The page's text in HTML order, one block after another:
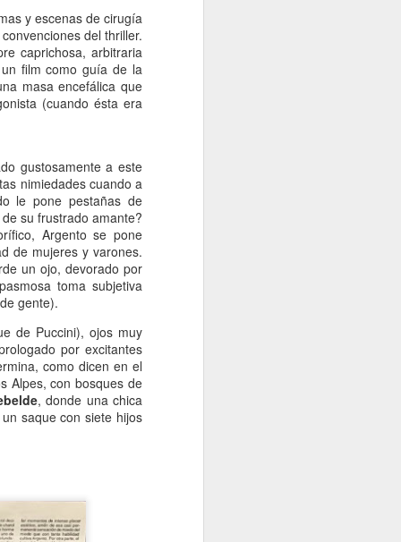
y escenas de cirugía
del thriller.
caprichosa, arbitraria
film como guía de la
masa encefálica que
(cuando ésta era
gustosamente a este
nimiedades cuando a
le pone pestañas de
su frustrado amante?
Argento se pone
de mujeres y varones.
un ojo, devorado por
toma subjetiva
gente).
de Puccini), ojos muy
por excitantes
como dicen en el
Alpes, con bosques de
, donde una chica
saque con siete hijos